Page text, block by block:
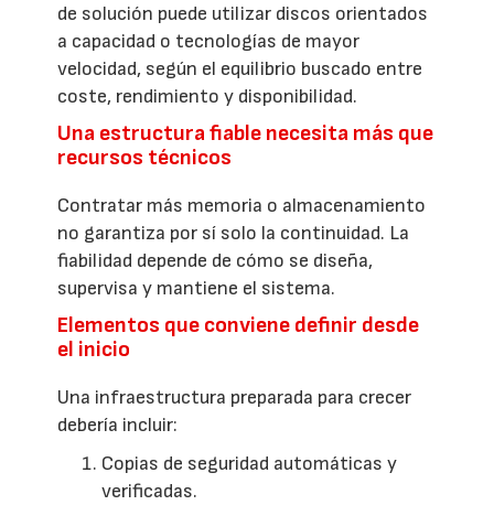
de solución puede utilizar discos orientados
a capacidad o tecnologías de mayor
velocidad, según el equilibrio buscado entre
coste, rendimiento y disponibilidad.
Una estructura fiable necesita más que
recursos técnicos
Contratar más memoria o almacenamiento
no garantiza por sí solo la continuidad. La
fiabilidad depende de cómo se diseña,
supervisa y mantiene el sistema.
Elementos que conviene definir desde
el inicio
Una infraestructura preparada para crecer
debería incluir:
Copias de seguridad automáticas y
verificadas.